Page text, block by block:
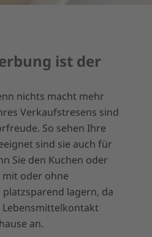
ist der
nichts macht mehr
Verkaufstresens sind
So sehen Ihre
sind sie auch für
Sie den Kuchen oder
oder ohne
lagern, da
Lebensmittelkontakt
an.